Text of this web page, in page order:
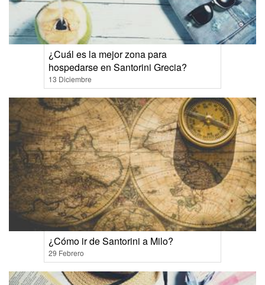
¿Cuál es la mejor zona para
hospedarse en Santorini Grecia?
13 Diciembre
¿Cómo ir de Santorini a Milo?
29 Febrero